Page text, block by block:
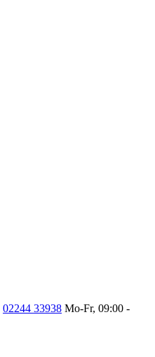
02244 33938 Mo-Fr, 09:00 -